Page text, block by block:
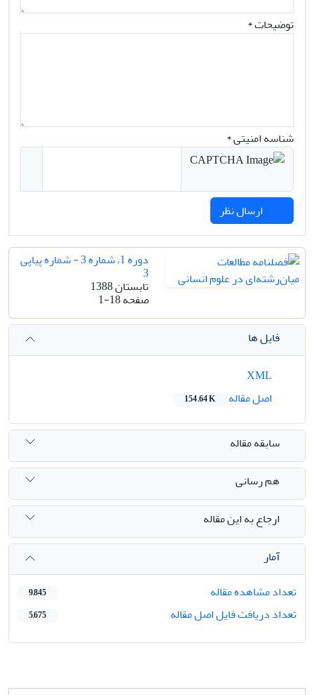
توضیحات *
شناسه امنیتی *
دوره 1، شماره 3 - شماره پیاپی
3
تابستان 1388
صفحه1-18
فایل ها
اصل مقاله
154.64 K
سابقه مقاله
هم رسانی
ارجاع به این مقاله
آمار
تعداد مشاهده مقاله
9,845
تعداد دریافت فایل اصل مقاله 5,675